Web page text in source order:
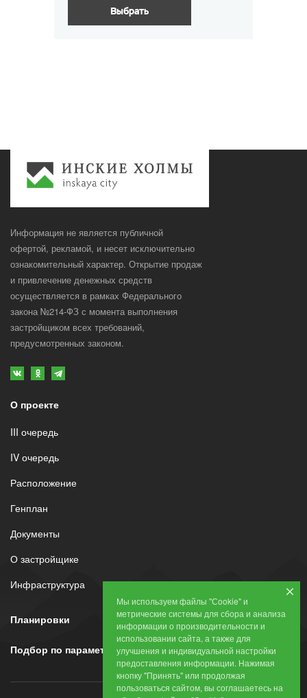
Выбрать
Информация не является публичной
офертой, рекламой, и несет исключительно
ознакомительный характер. Открытие продаж
и привлечение денежных средств
осуществляется в рамках Федерального
закона №214-ФЗ с момента выполнения
застройщиком всех требований,
предусмотренных законом.
О проекте
III очередь
IV очередь
Расположение
Генплан
Документы
О застройщике
Инфраструктура
Планировки
Подбор по параметрам
Мы используем файлы "Сookie" и
метрические системы для сбора и анализа
информации о производительности и
использовании сайта, а также для
улучшения и индивидуальной настройки
предоставления информации. Нажимая
кнопку "Принять" или продолжая
пользоваться сайтом, вы соглашаетесь на